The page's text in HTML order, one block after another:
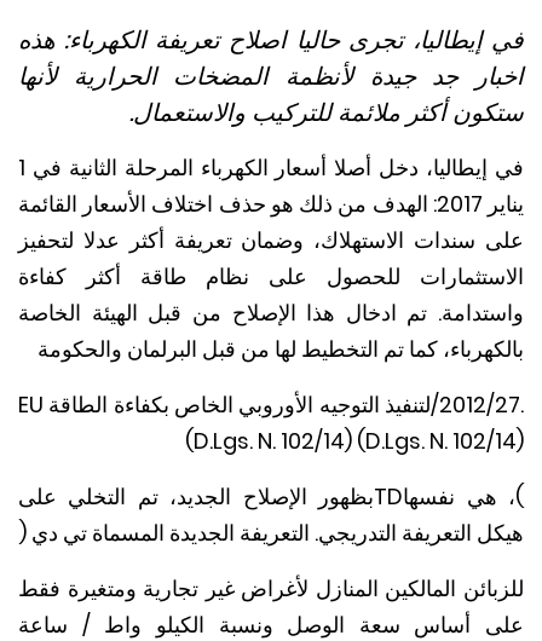
تجرى حاليا اصلاح تعريفة الكهرباء: هذه
جد جيدة لأنظمة المضخات الحرارية لأنها
أكثر ملائمة للتركيب والاستعمال.
في إيطاليا، دخل أصلا أسعار الكهرباء المرحلة الثانية في 1
يناير 2017: الهدف من ذلك هو حذف اختلاف الأسعار القائمة
سندات الاستهلاك، وضمان تعريفة أكثر عدلا لتحفيز
للحصول على نظام طاقة أكثر كفاءة
تم ادخال هذا الإصلاح من قبل الهيئة الخاصة
كما تم التخطيط لها من قبل البرلمان والحكومة
2012/ لتنفيذ التوجيه الأوروبي الخاص بكفاءة الطاقة
(D.Lgs. N. 102/14) (D.Lgs. N.
نفسهاTDبظهور الإصلاح الجديد، تم التخلي على
التعريفة التدريجي. التعريفة الجديدة المسماة تي دي (
المالكين المنازل لأغراض غير تجارية ومتغيرة فقط
أساس سعة الوصل ونسبة الكيلو واط / ساعة